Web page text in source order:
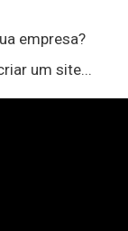
empresa?
um site...